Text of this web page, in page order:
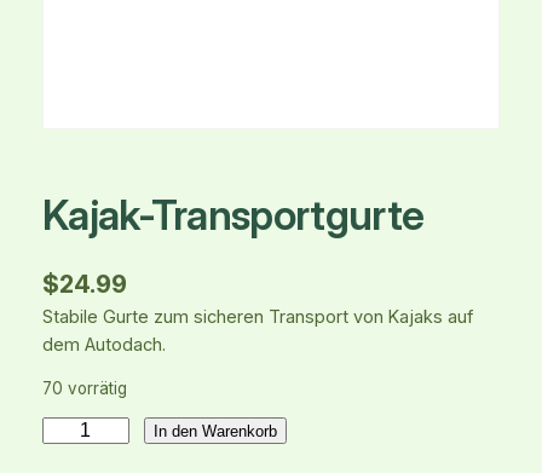
Kajak-Transportgurte
$24.99
Stabile Gurte zum sicheren Transport von Kajaks auf
dem Autodach.
70 vorrätig
In den Warenkorb